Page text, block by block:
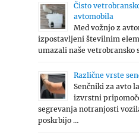
Čisto
avtomobila
Med vožnjo z
izpostavljeni številnim
umazali naše vetrobransko
Različne vrste
Senčniki za avto
izvrstni
segrevanja notranjosti
poskrbijo …